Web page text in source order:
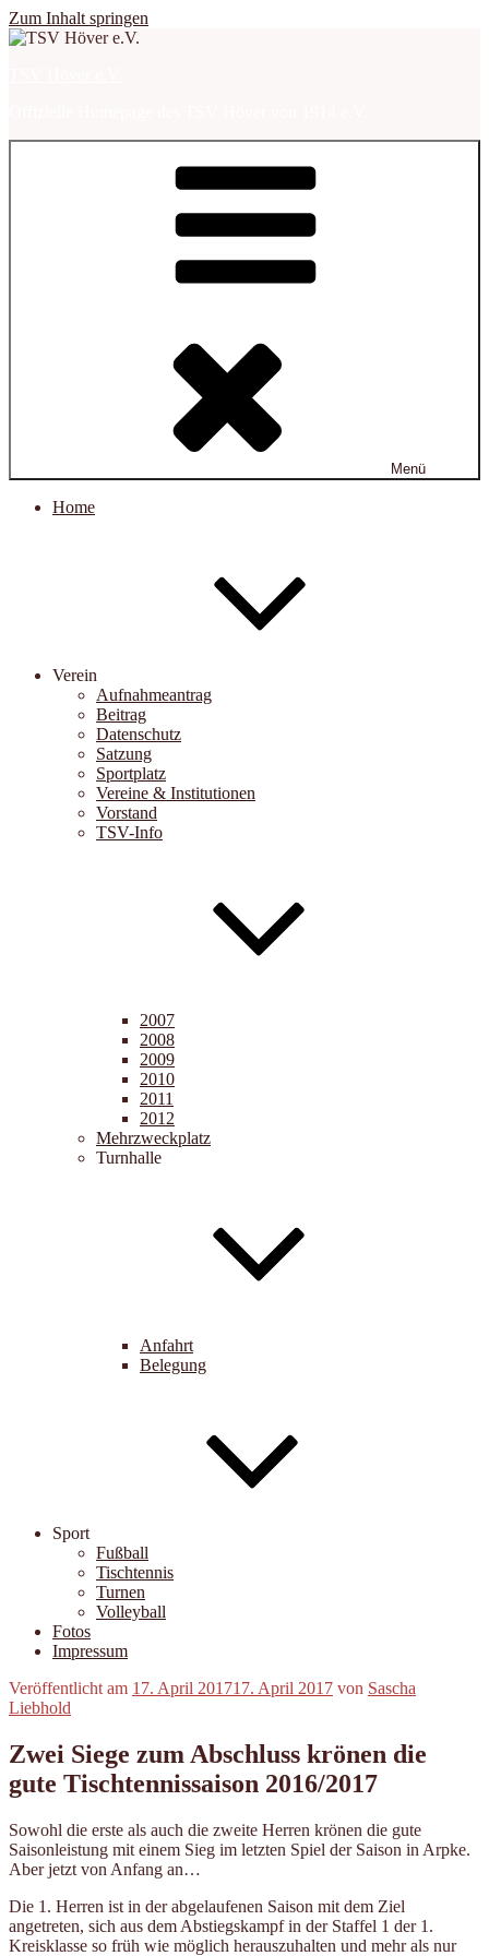
Zum Inhalt springen
Menü
Home
Verein
Aufnahmeantrag
Beitrag
Datenschutz
Satzung
Sportplatz
Vereine & Institutionen
Vorstand
TSV-Info
2007
2008
2009
2010
2011
2012
Mehrzweckplatz
Turnhalle
Anfahrt
Belegung
Sport
Fußball
Tischtennis
Turnen
Volleyball
Fotos
Impressum
Veröffentlicht am 17. April 201717. April 2017 von Sascha
Liebhold
Zwei Siege zum Abschluss krönen die
gute Tischtennissaison 2016/2017
Sowohl die erste als auch die zweite Herren krönen die gute
Saisonleistung mit einem Sieg im letzten Spiel der Saison in Arpke.
Aber jetzt von Anfang an…
Die 1. Herren ist in der abgelaufenen Saison mit dem Ziel
angetreten, sich aus dem Abstiegskampf in der Staffel 1 der 1.
Kreisklasse so früh wie möglich herauszuhalten und mehr als nur